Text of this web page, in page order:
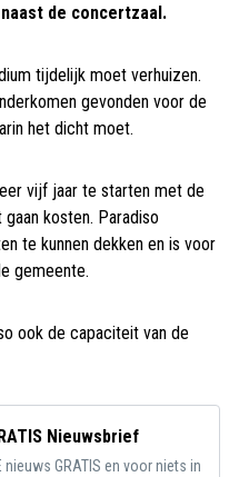
de concertzaal.
tijdelijk moet verhuizen.
gevonden voor de
het dicht moet.
vijf jaar te starten met de
kosten. Paradiso
te kunnen dekken en is voor
gemeente.
ook de capaciteit van de
Nieuwsbrief
nieuws GRATIS en voor niets in